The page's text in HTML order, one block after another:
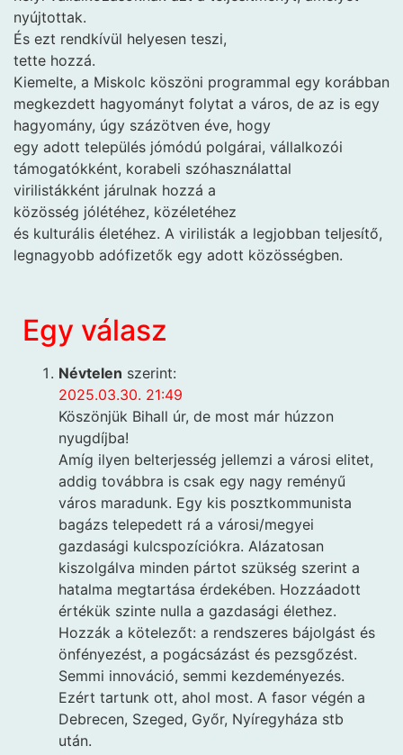
nyújtottak.
És ezt rendkívül helyesen teszi,
tette hozzá.
Kiemelte, a Miskolc köszöni programmal egy korábban
megkezdett hagyományt folytat a város, de az is egy
hagyomány, úgy százötven éve, hogy
egy adott település jómódú polgárai, vállalkozói
támogatókként, korabeli szóhasználattal
virilistákként járulnak hozzá a
közösség jólétéhez, közéletéhez
és kulturális életéhez. A virilisták a legjobban teljesítő,
legnagyobb adófizetők egy adott közösségben.
Egy válasz
Névtelen szerint:
2025.03.30. 21:49
Köszönjük Bihall úr, de most már húzzon
nyugdíjba!
Amíg ilyen belterjesség jellemzi a városi elitet,
addig továbbra is csak egy nagy reményű
város maradunk. Egy kis posztkommunista
bagázs telepedett rá a városi/megyei
gazdasági kulcspozíciókra. Alázatosan
kiszolgálva minden pártot szükség szerint a
hatalma megtartása érdekében. Hozzáadott
értékük szinte nulla a gazdasági élethez.
Hozzák a kötelezőt: a rendszeres bájolgást és
önfényezést, a pogácsázást és pezsgőzést.
Semmi innováció, semmi kezdeményezés.
Ezért tartunk ott, ahol most. A fasor végén a
Debrecen, Szeged, Győr, Nyíregyháza stb
után.